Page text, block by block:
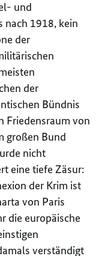
und
nach 1918, kein
der
der
Bündnis
Friedensraum von
großen Bund
nicht
eine tiefe Zäsur:
der Krim ist
von Paris
die europäische
verständigt